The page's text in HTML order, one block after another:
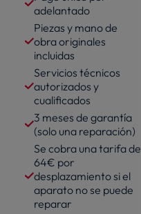
adelantado
Piezas y mano de
obra originales
incluidas
Servicios técnicos
autorizados y
cualificados
3 meses de garantía
(solo una reparación)
Se cobra una tarifa de
64€ por
desplazamiento si el
aparato no se puede
reparar